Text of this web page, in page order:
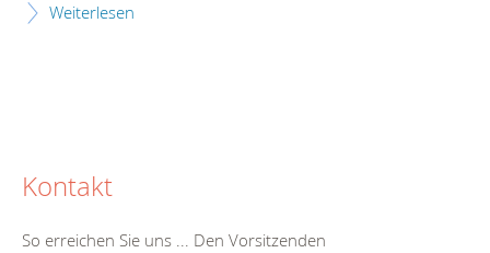
Weiterlesen
Kontakt
So erreichen Sie uns ... Den Vorsitzenden